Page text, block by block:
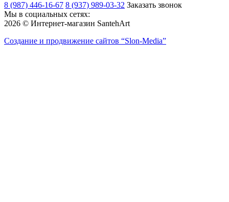
8 (987) 446-16-67 8 (937) 989-03-32 Заказать звонок
Мы в социальных сетях:
2026 © Интернет-магазин SantehArt
Создание и продвижение сайтов “Slon-Media”